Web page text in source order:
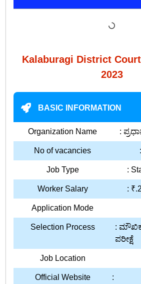
Kalaburagi District
2023
BASIC INFORMATION
Organization Name :
No of vacancies
Job Type :
Worker Salary :
Application Mode
Selection Process
: ಮೌಖಿಕ
ಪರೀಕ್ಷೆ
Job Location
Official Website
: